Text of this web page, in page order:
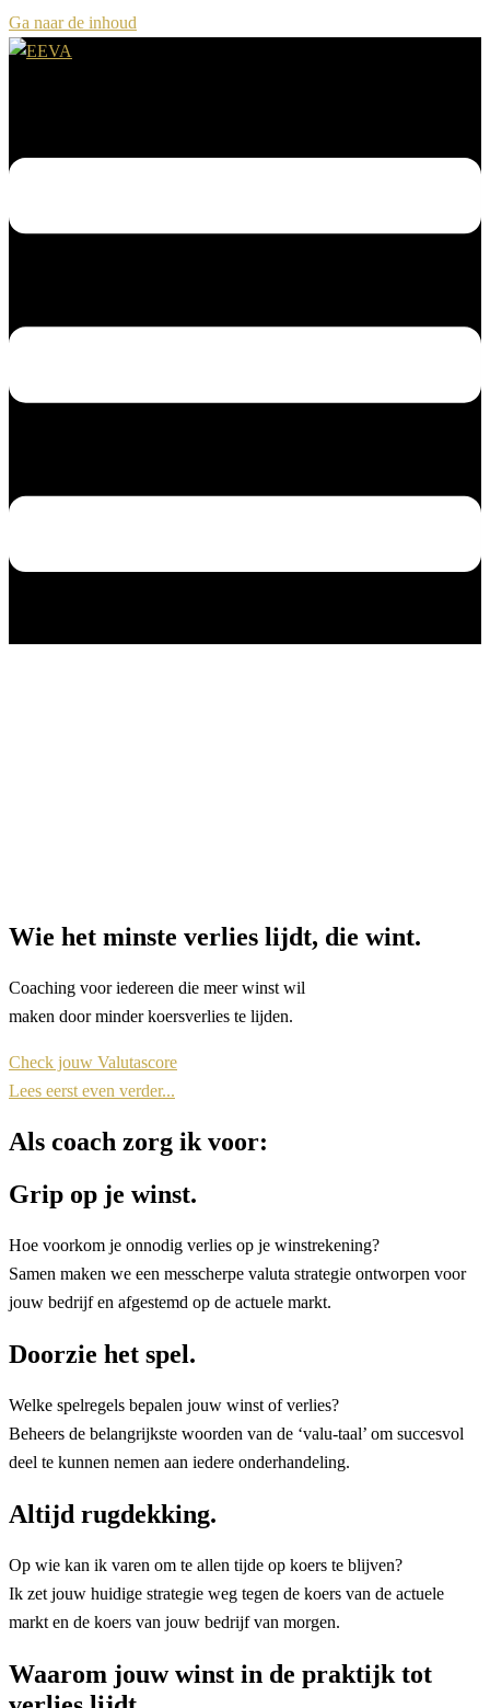
Ga naar de inhoud
Wie het minste verlies lijdt, die wint.
Coaching voor iedereen die meer winst wil
maken door minder koersverlies te lijden.
Check jouw Valutascore
Lees eerst even verder...
Als coach zorg ik voor:
Grip op je winst.
Hoe voorkom je onnodig verlies op je winstrekening?
Samen maken we een messcherpe valuta strategie ontworpen voor
jouw bedrijf en afgestemd op de actuele markt.
Doorzie het spel.
Welke spelregels bepalen jouw winst of verlies?
Beheers de belangrijkste woorden van de ‘valu-taal’ om succesvol
deel te kunnen nemen aan iedere onderhandeling.
Altijd rugdekking.
Op wie kan ik varen om te allen tijde op koers te blijven?
Ik zet jouw huidige strategie weg tegen de koers van de actuele
markt en de koers van jouw bedrijf van morgen.
Waarom jouw winst in de praktijk tot